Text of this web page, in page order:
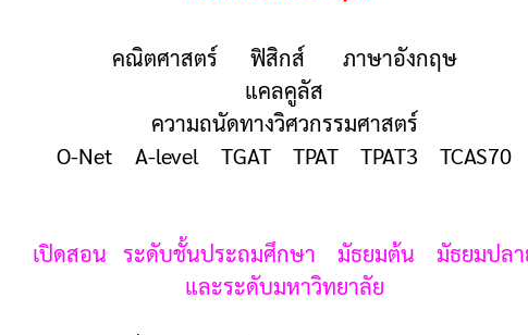
คณิตศาสตร์ ฟิสิกส์ ภาษาอังกฤษ
แคลคูลัส
ความถนัดทางวิศวกรรมศาสตร์
O-Net A-level TGAT TPAT TPAT3 TCAS70
เปิดสอน ระดับชั้นประถมศึกษา มัธยมต้น มัธยมปลา
และระดับมหาวิทยาลัย